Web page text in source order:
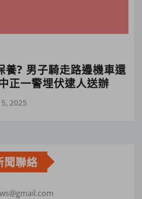
養? 男子騎走路邊機車還
正一警埋伏逮人送辦
2025
聞聯絡